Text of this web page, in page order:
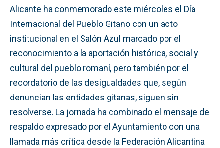
Alicante ha conmemorado este miércoles el Día
Internacional del Pueblo Gitano con un acto
institucional en el Salón Azul marcado por el
reconocimiento a la aportación histórica, social y
cultural del pueblo romaní, pero también por el
recordatorio de las desigualdades que, según
denuncian las entidades gitanas, siguen sin
resolverse. La jornada ha combinado el mensaje de
respaldo expresado por el Ayuntamiento con una
llamada más crítica desde la Federación Alicantina